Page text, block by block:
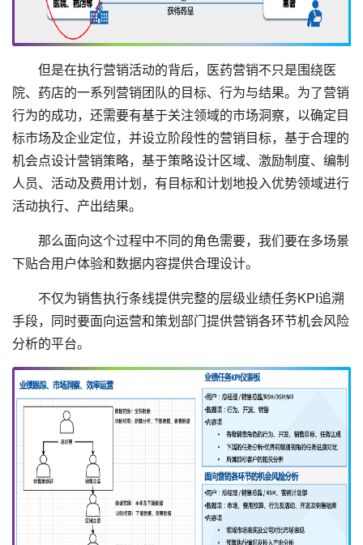
但是在执行营销活动的背后，医药营销不只是围绕医
院、药店的一系列营销团队的目标、行为与结果。为了营销
行为的成功，还需要有基于关注领域的市场洞察，以确定目
标市场及企业定位，并设立阶段性的营销目标，基于合理的
机会点设计营销策略，基于策略设计区域、激励制度、编制
人员、活动及费用计划，有目标和计划地投入优势领域进行
活动执行、产出结果。
那么面向这个过程中不同的角色需要，我们要在多场景
下贴合用户体验和数据内容提供合理设计。
不仅为销售执行条线提供完整的层级业绩任务KPI追溯
手段，同时要面向运营和策划部门提供营销各环节机会风险
分析的平台。